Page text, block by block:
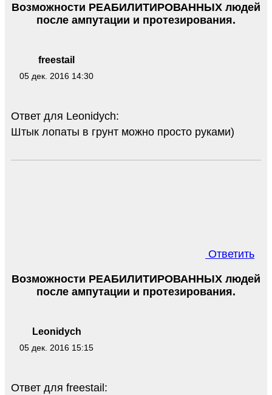
freestail
05 дек. 2016 14:30
Возможности РЕАБИЛИТИРОВАННЫХ людей
после ампутации и протезирования.
Ответ для Leonidych:
Штык лопаты в грунт можно просто руками)
Ответить
Leonidych
05 дек. 2016 15:15
Возможности РЕАБИЛИТИРОВАННЫХ людей
после ампутации и протезирования.
Ответ для freestail: